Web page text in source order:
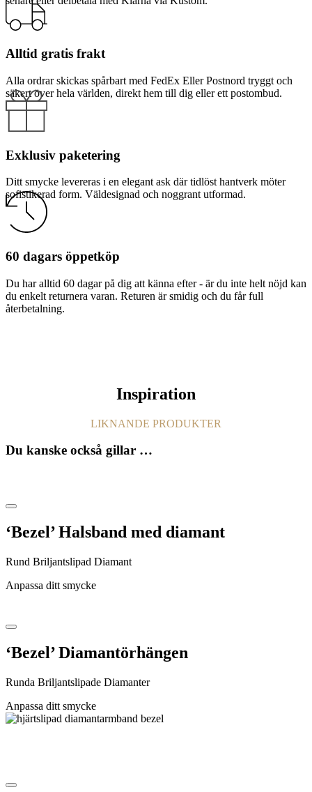
Alltid gratis frakt
Alla ordrar skickas spårbart med FedEx Eller Postnord tryggt och
säkert över hela världen, direkt hem till dig eller ett postombud.
Exklusiv paketering
Ditt smycke levereras i en elegant ask där tidlöst hantverk möter
sofistikerad form. Väldesignad och noggrant utformad.
60 dagars öppetköp
Du har alltid 60 dagar på dig att känna efter - är du inte helt nöjd kan
du enkelt returnera varan. Returen är smidig och du får full
återbetalning.
Inspiration
LIKNANDE PRODUKTER
Du kanske också gillar …
‘Bezel’ Halsband med diamant
Rund Briljantslipad Diamant
Anpassa ditt smycke
‘Bezel’ Diamantörhängen
Runda Briljantslipade Diamanter
Anpassa ditt smycke